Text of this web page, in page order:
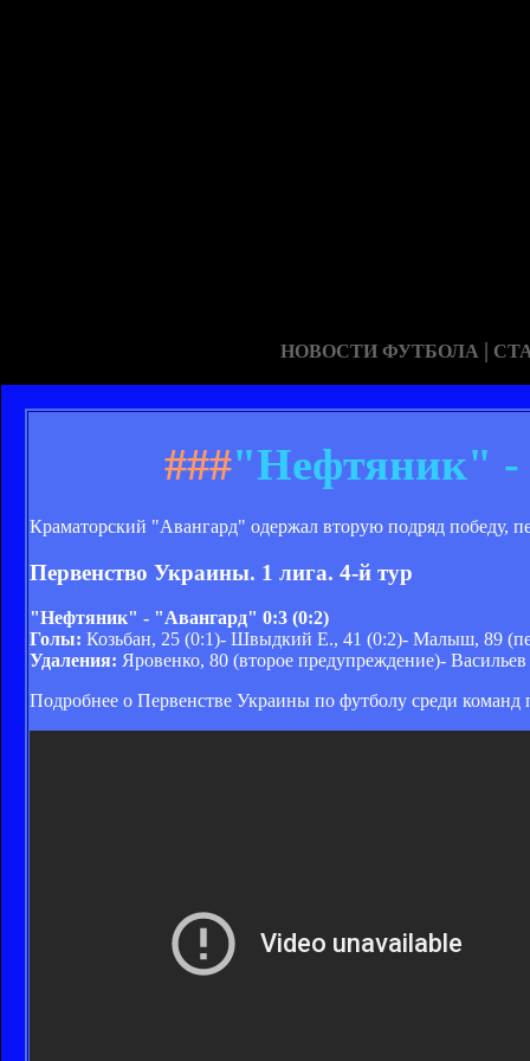
НОВОСТИ ФУТБОЛА |
###"Нефтяник" -
Краматорский "Авангард" одержал вторую подряд победу,
Первенство Украины. 1 лига. 4-й тур
"Нефтяник" - "Авангард" 0:3 (0:2)
Голы: Козьбан, 25 (0:1)- Швыдкий Е., 41 (0:2)- Малыш, 89
Удаления: Яровенко, 80 (второе предупреждение)-
Подробнее о Первенстве Украины по футболу среди команд